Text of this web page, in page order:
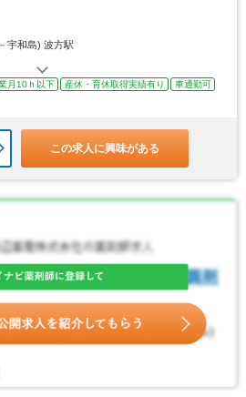
宇和島) 波方駅
月10ｈ以下 産休・育休取得実績有り
車通勤可
この求人に興味がある